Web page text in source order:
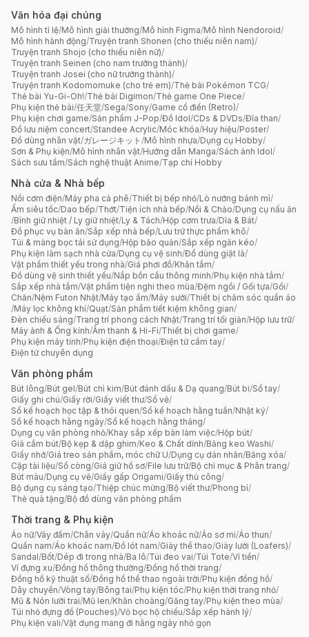
Văn hóa đại chúng
Mô hình tỉ lệ/Mô hình giải thưởng/Mô hình Figma/Mô hình Nendoroid/
Mô hình hành động/Truyện tranh Shonen (cho thiếu niên nam)/
Truyện tranh Shojo (cho thiếu niên nữ)/
Truyện tranh Seinen (cho nam trưởng thành)/
Truyện tranh Josei (cho nữ trưởng thành)/
Truyện tranh Kodomomuke (cho trẻ em)/Thẻ bài Pokémon TCG/
Thẻ bài Yu-Gi-Oh!/Thẻ bài Digimon/Thẻ game One Piece/
Phụ kiện thẻ bài/任天堂/Sega/Sony/Game cổ điển (Retro)/
Phụ kiện chơi game/Sản phẩm J-Pop/Đồ Idol/CDs & DVDs/Đĩa than/
Đồ lưu niệm concert/Standee Acrylic/Móc khóa/Huy hiệu/Poster/
Đồ dùng nhân vật/ガレージキット /Mô hình nhựa/Dụng cụ Hobby/
Sơn & Phụ kiện/Mô hình nhân vật/Hướng dẫn Manga/Sách ảnh Idol/
Sách sưu tầm/Sách nghệ thuật Anime/Tạp chí Hobby
Nhà cửa & Nhà bếp
Nồi cơm điện/Máy pha cà phê/Thiết bị bếp nhỏ/Lò nướng bánh mì/
Ấm siêu tốc/Dao bếp/Thớt/Tiện ích nhà bếp/Nồi & Chảo/Dụng cụ nấu ăn
/Bình giữ nhiệt / Ly giữ nhiệt/Ly & Tách/Hộp cơm trưa/Dĩa & Bát/
Đồ phục vụ bàn ăn/Sắp xếp nhà bếp/Lưu trữ thực phẩm khô/
Túi & màng bọc tái sử dụng/Hộp bảo quản/Sắp xếp ngăn kéo/
Phụ kiện làm sạch nhà cửa/Dụng cụ vệ sinh/Đồ dùng giặt là/
Vật phẩm thiết yếu trong nhà/Giá phơi đồ/Khăn tắm/
Đồ dùng vệ sinh thiết yếu/Nắp bồn cầu thông minh/Phụ kiện nhà tắm/
Sắp xếp nhà tắm/Vật phẩm tiện nghi theo mùa/Đệm ngồi / Gối tựa/Gối/
Chăn/Nệm Futon Nhật/Máy tạo ẩm/Máy sưởi/Thiết bị chăm sóc quần áo
/Máy lọc không khí/Quạt/Sản phẩm tiết kiệm không gian/
Đèn chiếu sáng/Trang trí phong cách Nhật/Trang trí tối giản/Hộp lưu trữ/
Máy ảnh & Ống kính/Âm thanh & Hi-Fi/Thiết bị chơi game/
Phụ kiện máy tính/Phụ kiện điện thoại/Điện tử cầm tay/
Điện tử chuyên dụng
Văn phòng phẩm
Bút lông/Bút gel/Bút chì kim/Bút đánh dấu & Dạ quang/Bút bi/Sổ tay/
Giấy ghi chú/Giấy rời/Giấy viết thư/Sổ vẽ/
Sổ kế hoạch học tập & thói quen/Sổ kế hoạch hằng tuần/Nhật ký/
Sổ kế hoạch hằng ngày/Sổ kế hoạch hằng tháng/
Dụng cụ văn phòng nhỏ/Khay sắp xếp bàn làm việc/Hộp bút/
Giá cắm bút/Bộ kẹp & dập ghim/Keo & Chất dính/Băng keo Washi/
Giấy nhớ/Giá treo sản phẩm, móc chữ U/Dụng cụ dán nhãn/Băng xóa/
Cặp tài liệu/Sổ còng/Giá giữ hồ sơ/File lưu trữ/Bộ chỉ mục & Phân trang/
Bút màu/Dụng cụ vẽ/Giấy gấp Origami/Giấy thủ công/
Bộ dụng cụ sáng tạo/Thiệp chúc mừng/Bộ viết thư/Phong bì/
Thẻ quà tặng/Bộ đồ dùng văn phòng phẩm
Thời trang & Phụ kiện
Áo nữ/Váy đầm/Chân váy/Quần nữ/Áo khoác nữ/Áo sơ mi/Áo thun/
Quần nam/Áo khoác nam/Đồ lót nam/Giày thể thao/Giày lười (Loafers)/
Sandal/Bốt/Dép đi trong nhà/Ba lô/Túi đeo vai/Túi Tote/Ví tiền/
Ví đựng xu/Đồng hồ thông thường/Đồng hồ thời trang/
Đồng hồ kỹ thuật số/Đồng hồ thể thao ngoài trời/Phụ kiện đồng hồ/
Dây chuyền/Vòng tay/Bông tai/Phụ kiện tóc/Phụ kiện thời trang nhỏ/
Mũ & Nón lưỡi trai/Mũ len/Khăn choàng/Găng tay/Phụ kiện theo mùa/
Túi nhỏ đựng đồ (Pouches)/Vỏ bọc hộ chiếu/Sắp xếp hành lý/
Phụ kiện vali/Vật dụng mang đi hằng ngày nhỏ gọn